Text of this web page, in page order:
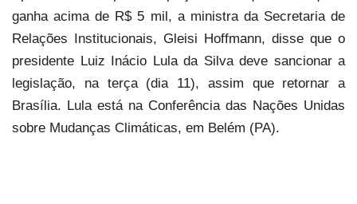
ganha acima de R$ 5 mil, a ministra da Secretaria de
Relações Institucionais, Gleisi Hoffmann, disse que o
presidente Luiz Inácio Lula da Silva deve sancionar a
legislação, na terça (dia 11), assim que retornar a
Brasília. Lula está na Conferência das Nações Unidas
sobre Mudanças Climáticas, em Belém (PA).